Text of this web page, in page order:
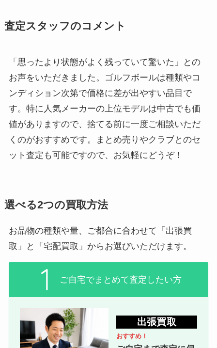
査定スタッフのコメント
「思ったより状態がよく残っていて驚いた」との
お声をいただきました。ゴルフボールは種類やコ
ンディション次第で価格に差が出やすい品目で
す。特に人気メーカーの上位モデルは中古でも価
値がありますので、捨てる前に一度ご相談いただ
くのがおすすめです。まとめ売りやクラブとのセ
ット査定も可能ですので、お気軽にどうぞ！
選べる2つの買取方法
お品物の種類や量、ご都合に合わせて「出張買
取」と「宅配買取」からお選びいただけます。
ご自宅でまとめて査定したい方
出張買取
おすすめ！